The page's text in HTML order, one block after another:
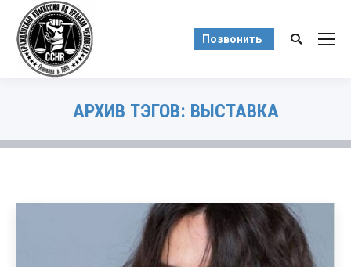
Позвонить Поиск:
АРХИВ ТЭГОВ: ВЫСТАВКА